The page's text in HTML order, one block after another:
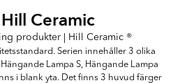
Ceramic
produkter | Hill Ceramic ®
Serien innehåller 3 olika
Lampa S, Hängande Lampa
i blank yta. Det finns 3 huvud färger